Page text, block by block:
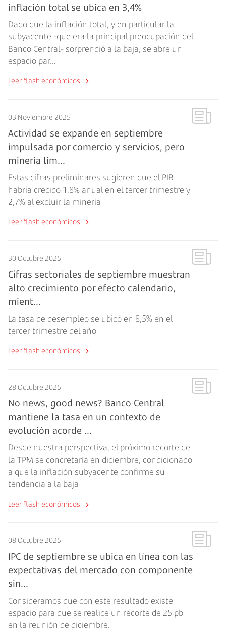
inflación total se ubica en 3,4%
Dado que la inflación total, y en particular la
subyacente -que era la principal preocupación del
Banco Central- sorprendió a la baja, se abre un
espacio par...
Leer flash económicos
03 Noviembre 2025
Actividad se expande en septiembre
impulsada por comercio y servicios, pero
minería lim...
Estas cifras preliminares sugieren que el PIB
habría crecido 1,8% anual en el tercer trimestre y
2,7% al excluir la minería
Leer flash económicos
30 Octubre 2025
Cifras sectoriales de septiembre muestran
alto crecimiento por efecto calendario,
mient...
La tasa de desempleo se ubicó en 8,5% en el
tercer trimestre del año
Leer flash económicos
28 Octubre 2025
No news, good news? Banco Central
mantiene la tasa en un contexto de
evolución acorde ...
Desde nuestra perspectiva, el próximo recorte de
la TPM se concretaría en diciembre, condicionado
a que la inflación subyacente confirme su
tendencia a la baja
Leer flash económicos
08 Octubre 2025
IPC de septiembre se ubica en línea con las
expectativas del mercado con componente
sin...
Consideramos que con este resultado existe
espacio para que se realice un recorte de 25 pb
en la reunión de diciembre.